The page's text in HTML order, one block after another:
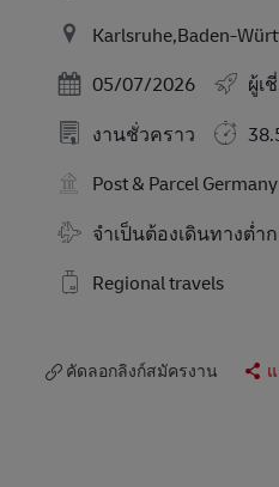
Karlsruhe,Baden-
Posted Date
05/07/2026 ผู้เ
งานชั่วคราว
Post & Parcel Germany
Travel Required
จำเป็นต้องเดินทางต่ำก
Regional travels
คัดลอกลิงก์สมัครงาน